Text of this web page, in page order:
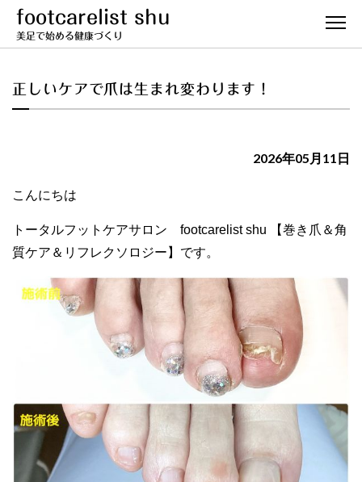
footcarelist shu
美足で始める健康づくり
正しいケアで爪は生まれ変わります！
2026年05月11日
こんにちは
トータルフットケアサロン footcarelist shu 【巻き爪＆角
質ケア＆リフレクソロジー】です。